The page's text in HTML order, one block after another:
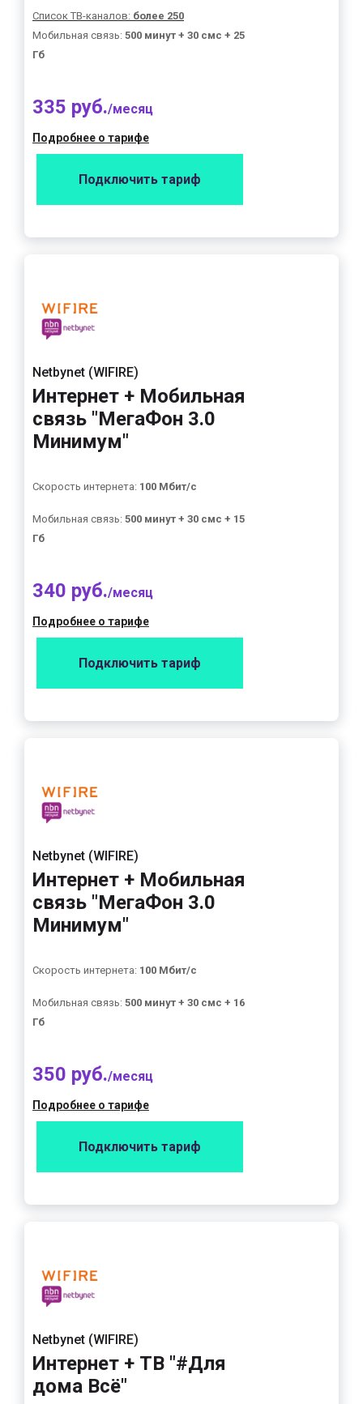
Список ТВ-каналов: более 250
Мобильная связь: 500 минут + 30 смс + 25
Гб
335 руб./месяц
Подробнее о тарифе
Подключить тариф
Netbynet (WIFIRE)
Интернет + Мобильная
связь "МегаФон 3.0
Минимум"
Скорость интернета: 100 Мбит/с
Мобильная связь: 500 минут + 30 смс + 15
Гб
340 руб./месяц
Подробнее о тарифе
Подключить тариф
Netbynet (WIFIRE)
Интернет + Мобильная
связь "МегаФон 3.0
Минимум"
Скорость интернета: 100 Мбит/с
Мобильная связь: 500 минут + 30 смс + 16
Гб
350 руб./месяц
Подробнее о тарифе
Подключить тариф
Netbynet (WIFIRE)
Интернет + ТВ "#Для
дома Всё"